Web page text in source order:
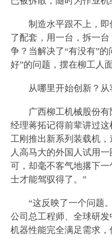
制造水平跟不上，即
了配套，用一台，拆一
争？当解决了“有没有”
好”的问题，摆在柳工人面
从哪里开始创新？从
广西柳工机械股份有
经理蒋拓记得前辈讲过
工刚推出新系列装载机，
人高马大的外国人试用
可，却毫不客气地撂下
士才能驾驭得了。”
“这反映了一个问题。
公司总工程师、全球研
机器性能完全满足需求